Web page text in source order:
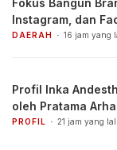
Fokus Bangun
Instagram, dan
DAERAH 16 jam yang
Profil Inka
oleh Pratama
PROFIL 21 jam yang